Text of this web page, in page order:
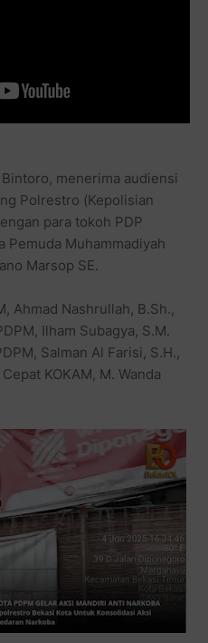
menerima audiensi
Polrestro (Kepolisian
para tokoh PDP
Pemuda Muhammadiyah
Marsop SE.
Ahmad Nashrullah, B.Sh.,
Ilham Subagya, S.M.
Salman Al Farisi, S.H.,
KOKAM, M. Wanda